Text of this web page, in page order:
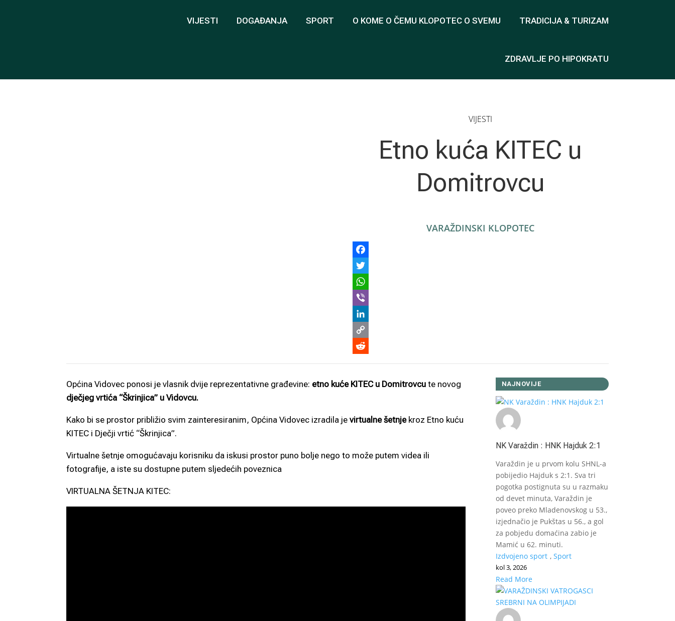
VIJESTI DOGAĐANJA SPORT O KOME O ČEMU KLOPOTEC O SVEMU TRADICIJA & TURIZAM
ZDRAVLJE PO HIPOKRATU
VIJESTI
Etno kuća KITEC u
Domitrovcu
VARAŽDINSKI KLOPOTEC
Link
Reddit
Općina Vidovec ponosi je vlasnik dvije reprezentativne građevine: etno kuće KITEC u Domitrovcu te novog
dječjeg vrtića “Škrinjica” u Vidovcu.
Kako bi se prostor približio svim zainteresiranim, Općina Vidovec izradila je virtualne šetnjekroz Etno kuću
KITEC i Dječji vrtić “Škrinjica”.
Virtualne šetnje omogućavaju korisniku da iskusi prostor puno bolje nego to može putem videa ili
fotografije, a iste su dostupne putem sljedećih poveznica
VIRTUALNA ŠETNJA KITEC:
NAJNOVIJE
NK Varaždin : HNK Hajduk 2:1
Varaždin je u prvom kolu SHNL-a
pobijedio Hajduk s 2:1. Sva tri
pogotka postignuta su u razmaku
od devet minuta, Varaždin je
poveo preko Mladenovskog u 53.,
izjednačio je Pukštas u 56., a gol
za pobjedu domaćina zabio je
Mamić u 62. minuti.
Izdvojeno sport , Sport
kol 3, 2026
Read More